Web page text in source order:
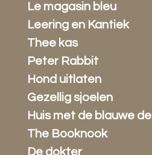
Le magasin bleu
Leering en Kantiek
Thee kas
Peter Rabbit
Hond uitlaten
Gezellig sjoelen
Huis met de blauwe
The Booknook
De dokter